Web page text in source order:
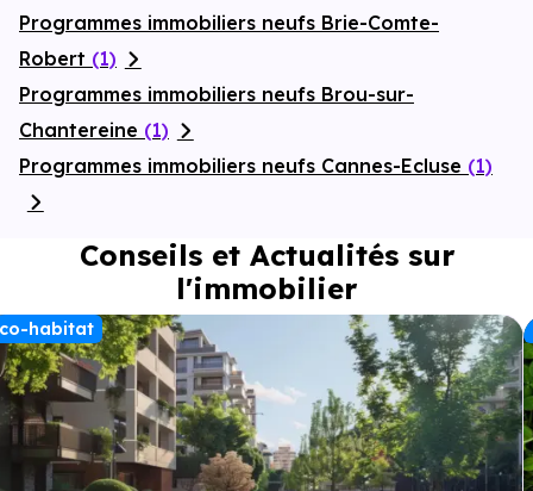
Programmes immobiliers neufs Brie-Comte-
Robert (1)
Programmes immobiliers neufs Brou-sur-
Chantereine (1)
Programmes immobiliers neufs Cannes-Ecluse (1)
Conseils et Actualités sur
l'immobilier
habitat